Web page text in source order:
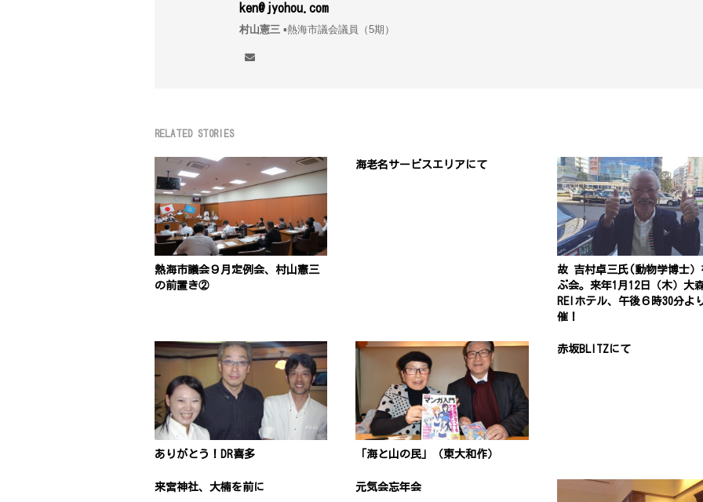
ken@jyohou.com
村山憲三 ▪︎熱海市議会議員（5期）
RELATED STORIES
熱海市議会９月定例会、村山憲三
の前置き②
海老名サービスエリアにて
故 吉村卓三氏(動物学博士）
ぶ会。来年1月12日（木）大
REIホテル、午後６時30分よ
催！
ありがとう！DR喜多 「海と山の民」（東大和作）
赤坂BLITZにて
来宮神社、大楠を前に 元気会忘年会